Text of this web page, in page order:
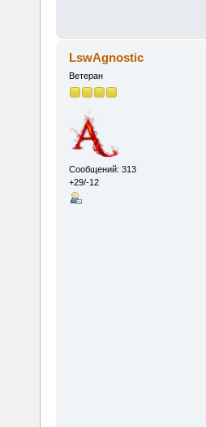
LswAgnostic
Ветеран
Сообщений: 313
+29/-12